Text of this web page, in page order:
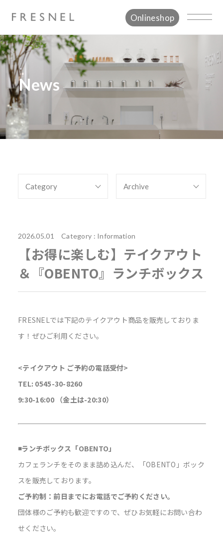
Onlineshop
News
2026.05.01 Category : Information
【お得に楽しむ】テイクアウト
＆『OBENTO』ランチボックス
FRESNELでは下記のテイクアウト商品を販売しておりま
す！ぜひご利用ください。
<テイクアウト ご予約の電話受付>
TEL: 0545-30-8260
9:30-16:00 （金土は-20:30）
◾️ランチボックス「OBENTO」
カフェランチをそのまま詰め込んだ、「OBENTO」ボック
スを販売しております。
ご予約制：前日までにお電話でご予約ください。
団体様のご予約も歓迎ですので、ぜひお気軽にお問い合わ
せください。